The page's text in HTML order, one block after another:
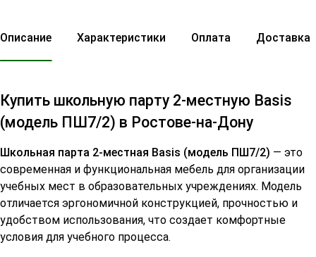
Описание Характеристики Оплата Доставка
Купить школьную парту 2-местную Basis
(модель ПШ7/2) в Ростове-на-Дону
Школьная парта 2-местная Basis (модель ПШ7/2) — это
современная и функциональная мебель для организации
учебных мест в образовательных учреждениях. Модель
отличается эргономичной конструкцией, прочностью и
удобством использования, что создает комфортные
условия для учебного процесса.